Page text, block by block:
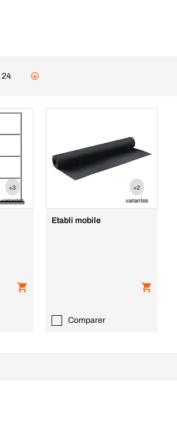
24
+3
variantes
+2
variantes
Etabli mobile
Comparer